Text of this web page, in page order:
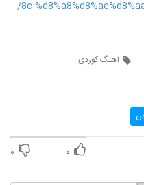
8c-
آهنگ کوردی
۰ ۰